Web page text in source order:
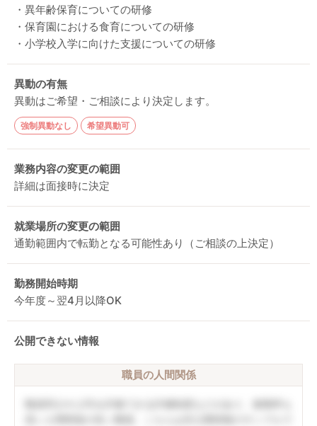
・異年齢保育についての研修
・保育園における食育についての研修
・小学校入学に向けた支援についての研修
異動の有無
異動はご希望・ご相談により決定します。
強制異動なし 希望異動可
業務内容の変更の範囲
詳細は面接時に決定
就業場所の変更の範囲
通勤範囲内で転勤となる可能性あり（ご相談の上決定）
勤務開始時期
今年度～翌4月以降OK
公開できない情報
職員の人間関係